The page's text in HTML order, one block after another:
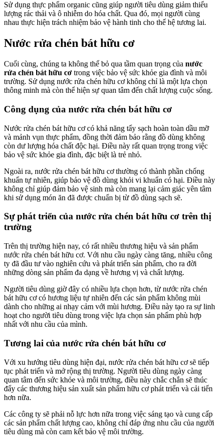
Sử dụng thực phẩm organic cũng giúp người tiêu dùng giảm thiểu
lượng rác thải và ô nhiễm do hóa chất. Qua đó, mọi người cùng
nhau thực hiện trách nhiệm bảo vệ hành tinh cho thế hệ tương lai.
Nước rửa chén bát hữu cơ
Cuối cùng, chúng ta không thể bỏ qua tầm quan trọng của nước
rửa chén bát hữu cơ trong việc bảo vệ sức khỏe gia đình và môi
trường. Sử dụng nước rửa chén hữu cơ không chỉ là một lựa chọn
thông minh mà còn thể hiện sự quan tâm đến chất lượng cuộc sống.
Công dụng của nước rửa chén bát hữu cơ
Nước rửa chén bát hữu cơ có khả năng tẩy sạch hoàn toàn dầu mỡ
và mảnh vụn thực phẩm, đồng thời đảm bảo rằng đồ dùng không
còn dư lượng hóa chất độc hại. Điều này rất quan trọng trong việc
bảo vệ sức khỏe gia đình, đặc biệt là trẻ nhỏ.
Ngoài ra, nước rửa chén bát hữu cơ thường có thành phần chống
khuẩn tự nhiên, giúp bảo vệ đồ dùng khỏi vi khuẩn có hại. Điều này
không chỉ giúp đảm bảo vệ sinh mà còn mang lại cảm giác yên tâm
khi sử dụng món ăn đã được chuẩn bị từ đồ dùng sạch sẽ.
Sự phát triển của nước rửa chén bát hữu cơ trên thị
trường
Trên thị trường hiện nay, có rất nhiều thương hiệu và sản phẩm
nước rửa chén bát hữu cơ. Với nhu cầu ngày càng tăng, nhiều công
ty đã đầu tư vào nghiên cứu và phát triển sản phẩm, cho ra đời
những dòng sản phẩm đa dạng về hương vị và chất lượng.
Người tiêu dùng giờ đây có nhiều lựa chọn hơn, từ nước rửa chén
bát hữu cơ có hương liệu tự nhiên đến các sản phẩm không mùi
dành cho những ai nhạy cảm với mùi hương. Điều này tạo ra sự linh
hoạt cho người tiêu dùng trong việc lựa chọn sản phẩm phù hợp
nhất với nhu cầu của mình.
Tương lai của nước rửa chén bát hữu cơ
Với xu hướng tiêu dùng hiện đại, nước rửa chén bát hữu cơ sẽ tiếp
tục phát triển và mở rộng thị trường. Người tiêu dùng ngày càng
quan tâm đến sức khỏe và môi trường, điều này chắc chắn sẽ thúc
đẩy các thương hiệu sản xuất sản phẩm hữu cơ phát triển và cải tiến
hơn nữa.
Các công ty sẽ phải nỗ lực hơn nữa trong việc sáng tạo và cung cấp
các sản phẩm chất lượng cao, không chỉ đáp ứng nhu cầu của người
tiêu dùng mà còn cam kết bảo vệ môi trường.